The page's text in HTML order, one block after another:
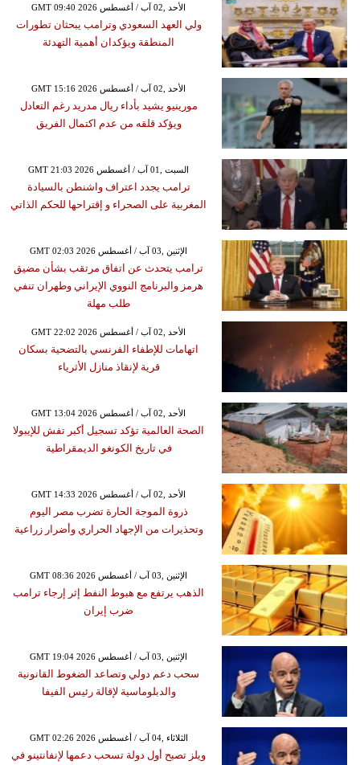
GMT 09:40 2026 الأحد ,02 آب / أغسطس
ولي العهد السعودي وترامب يبحثان تطورات
المنطقة ويؤكدان أهمية التهدئة
GMT 15:16 2026 الأحد ,02 آب / أغسطس
مورينيو يشيد بأداء ريال مدريد رغم التعادل
ويؤكد قلقه من عدم اكتمال الفريق
GMT 21:03 2026 السبت ,01 آب / أغسطس
ترامب يجدد اعتراف واشنطن بالسيادة
المغربية على الصحراء و إقتراحها للحكم الذاتي
GMT 02:03 2026 الإثنين ,03 آب / أغسطس
ترامب يتحدث عن اتفاق مرتقب بشأن مضيق
هرمز والبرنامج النووي الإيراني وطهران تنفي
طلب مهلة
GMT 22:02 2026 الأحد ,02 آب / أغسطس
اتهامات للإطفاء الفرنسي بالتضحية بسكان
قرية لإنقاذ منازل الأثرياء
GMT 13:04 2026 الأحد ,02 آب / أغسطس
الصحة العالمية تؤكد تسجيل أكبر تفش للإيبولا
في تاريخ الكونغو الديمقراطية
GMT 14:33 2026 الأحد ,02 آب / أغسطس
ذروة الموجة الحارة تضرب مصر اليوم
وتحذيرات من الإجهاد الحراري وأضرار زراعية
GMT 08:36 2026 الإثنين ,03 آب / أغسطس
الذهب يرتفع مع هبوط النفط إثر إرجاء ترامب
ضرب إيران
GMT 19:04 2026 الإثنين ,03 آب / أغسطس
سحب دعم دولي وتصاعد الضغوط القانونية
والدبلوماسية لإقالة رئيس الفيفا
GMT 02:26 2026 الثلاثاء ,04 آب / أغسطس
ويلز تصبح أول دولة تسحب دعمها لإنفانتينو في